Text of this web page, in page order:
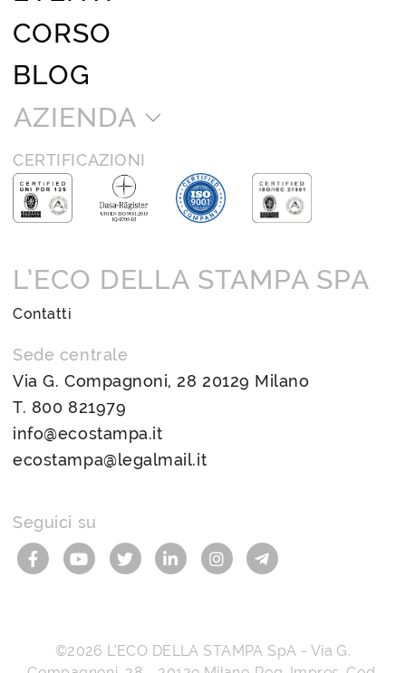
CORSO
BLOG
AZIENDA
CERTIFICAZIONI
L’ECO DELLA STAMPA SPA
Contatti
Sede centrale
Via G. Compagnoni, 28 20129 Milano
T. 800 821979
info@ecostampa.it
ecostampa@legalmail.it
Seguici su
©2026 L’ECO DELLA STAMPA SpA - Via G.